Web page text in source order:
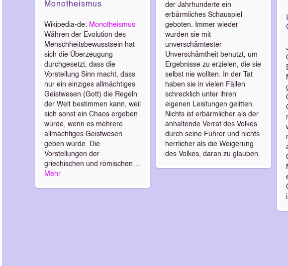
Monotheismus
Wikipedia-de: Monotheismus
Währen der Evolution des
Menschheitsbewusstsein hat
sich die Überzeugung
durchgesetzt, dass die
Vorstellung Sinn macht, dass
nur ein einziges allmächtiges
Geistwesen (Gott) die Regeln
der Welt bestimmen kann, weil
sich sonst ein Chaos ergeben
würde, wenn es mehrere
allmächtiges Geistwesen
geben würde. Die
Vorstellungen der
griechischen und römischen…
Mehr
der Jahrhunderte ein
erbärmliches Schauspiel
geboten. Immer wieder
wurden sie mit
unverschämtester
Unverschämtheit benutzt, um
Ergebnisse zu erzielen, die sie
selbst nie wollten. In der Tat
haben sie in vielen Fällen
schrecklich unter ihren
eigenen Leistungen gelitten.
Nichts ist erbärmlicher als der
anhaltende Verrat des Volkes
durch seine Führer und nichts
herrlicher als die Weigerung
des Volkes, daran zu glauben.